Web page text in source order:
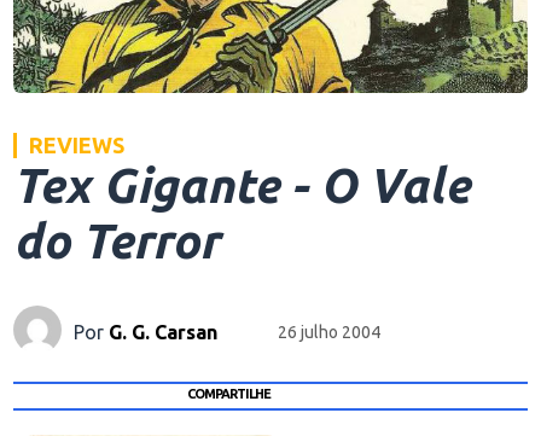
REVIEWS
Tex Gigante - O Vale
do Terror
Por G. G. Carsan 26 julho 2004
COMPARTILHE